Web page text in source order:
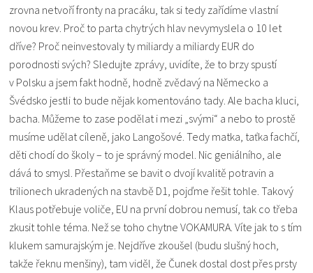
zrovna netvoří fronty na pracáku, tak si tedy zařídíme vlastní
novou krev. Proč to parta chytrých hlav nevymyslela o 10 let
dříve? Proč neinvestovaly ty miliardy a miliardy EUR do
porodnosti svých? Sledujte zprávy, uvidíte, že to brzy spustí
v Polsku a jsem fakt hodně, hodně zvědavý na Německo a
Švédsko jestli to bude nějak komentováno tady. Ale bacha kluci,
bacha. Můžeme to zase podělat i mezi „svými“ a nebo to prostě
musíme udělat cíleně, jako Langošové. Tedy matka, taťka fachčí,
děti chodí do školy – to je správný model. Nic geniálního, ale
dává to smysl. Přestaňme se bavit o dvojí kvalitě potravin a
trilionech ukradených na stavbě D1, pojďme řešit tohle. Takový
Klaus potřebuje voliče, EU na první dobrou nemusí, tak co třeba
zkusit tohle téma. Než se toho chytne VOKAMURA. Víte jak to s tím
klukem samurajským je. Nejdříve zkoušel (budu slušný hoch,
takže řeknu menšiny), tam viděl, že Čunek dostal dost přes prsty